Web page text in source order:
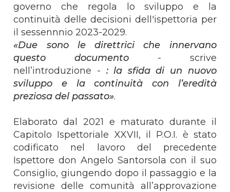
governo che regola lo sviluppo e la
continuità delle decisioni dell'ispettoria per
il sessennnio 2023-2029.
«Due sono le direttrici che innervano
questo documento - scrive
nell’introduzione - : la sfida di un nuovo
sviluppo e la continuità con l’eredità
preziosa del passato».
Elaborato dal 2021 e maturato durante il
Capitolo Ispettoriale XXVII, il P.O.I. è stato
codificato nel lavoro del precedente
Ispettore don Angelo Santorsola con il suo
Consiglio, giungendo dopo il passaggio e la
revisione delle comunità all’approvazione